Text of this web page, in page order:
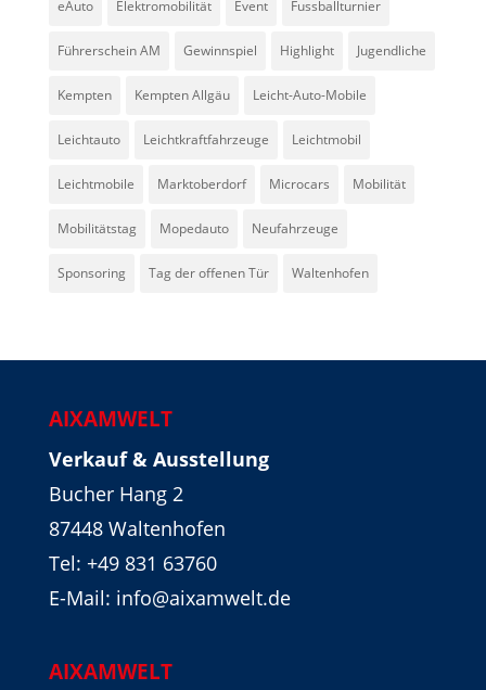
eAuto Elektromobilität Event Fussballturnier
Führerschein AM Gewinnspiel Highlight Jugendliche
Kempten Kempten Allgäu Leicht-Auto-Mobile
Leichtauto Leichtkraftfahrzeuge Leichtmobil
Leichtmobile Marktoberdorf Microcars Mobilität
Mobilitätstag Mopedauto Neufahrzeuge
Sponsoring Tag der offenen Tür Waltenhofen
AIXAMWELT
Verkauf & Ausstellung
Bucher Hang 2
87448 Waltenhofen
Tel: +49 831 63760
E-Mail: info@aixamwelt.de
AIXAMWELT